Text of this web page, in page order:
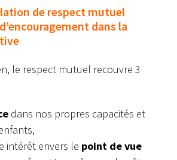
de respect mutuel
dans la
le respect mutuel recouvre 3
dans nos propres capacités et
intérêt envers le point de vue